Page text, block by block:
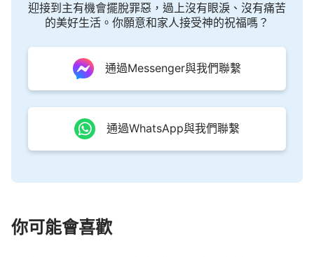
免，這只能說神不記念人的過犯，不按著人的過犯來
對待人，但人活在肉體之中沒有脫離罪，只能是繼續
犯罪，不斷地顯露撒但的敗壞性情，這就是人所過的
不斷地犯罪，也不斷地得著赦免的生活。多數人都是
白天犯罪，晚上認罪，這樣，即使贖罪祭對人來說永
遠有效，也不能將人從罪惡中拯救出來，這只是完成
了拯救工作的一半……』（《道成肉身
（四）》）」
讀完了話，楊姊妹接著交通說：「這些話讓我們
了救贖的工作，我們人只要接受主耶穌為救主，向主
迎接到主有機會擺脫罪惡，過上沒有眼淚、沒有痛苦
的美好生活。你願意和家人接受神的祝福嗎？
通過Messenger與我們聯繫
通過WhatsApp與我們聯繫
你可能會喜歡